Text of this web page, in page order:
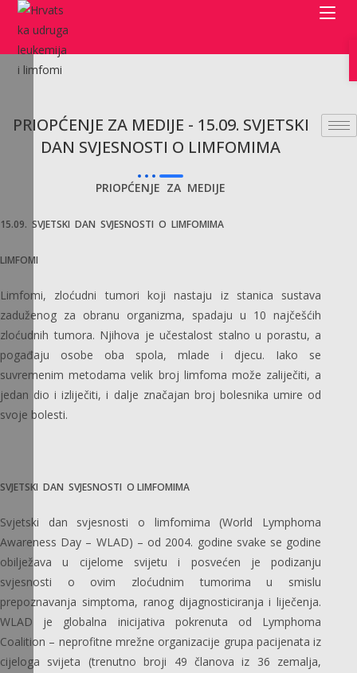
Preskoči
sadržaj
PRIOPĆENJE ZA MEDIJE - 15.09. SVJETSKI
DAN SVJESNOSTI O LIMFOMIMA
PRIOPĆENJE ZA MEDIJE
15.09. SVJETSKI DAN SVJESNOSTI O LIMFOMIMA
LIMFOMI
Limfomi, zloćudni tumori koji nastaju iz stanica sustava
zaduženog za obranu organizma, spadaju u 10 najčešćih
zloćudnih tumora. Njihova je učestalost stalno u porastu, a
pogađaju osobe oba spola, mlade i djecu. Iako se
suvremenim metodama velik broj limfoma može zaliječiti, a
jedan dio i izliječiti, i dalje značajan broj bolesnika umire od
svoje bolesti.
SVJETSKI DAN SVJESNOSTI O LIMFOMIMA
Svjetski dan svjesnosti o limfomima (World Lymphoma
Awareness Day – WLAD) – od 2004. godine svake se godine
obilježava u cijelome svijetu i posvećen je podizanju
svjesnosti o ovim zloćudnim tumorima u smislu
prepoznavanja simptoma, ranog dijagnosticiranja i liječenja.
WLAD je globalna inicijativa pokrenuta od Lymphoma
Coalition – neprofitne mrežne organizacije grupa pacijenata iz
cijeloga svijeta (trenutno broji 49 članova iz 36 zemalja,